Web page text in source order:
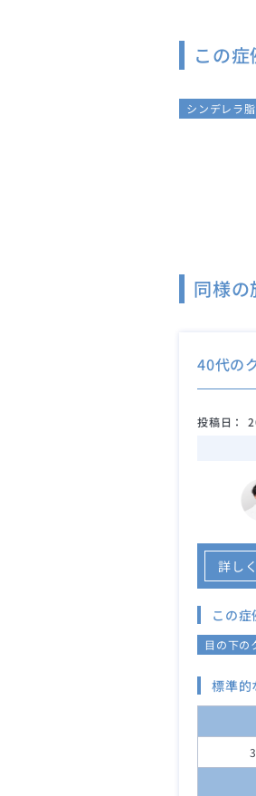
この
シンデレラ
同様の
40代の
投稿日：
詳し
この
目の下の
標準的